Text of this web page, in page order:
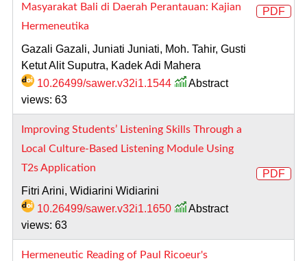
Masyarakat Bali di Daerah Perantauan: Kajian
Hermeneutika
Gazali Gazali, Juniati Juniati, Moh. Tahir, Gusti
Ketut Alit Suputra, Kadek Adi Mahera
10.26499/sawer.v32i1.1544
Abstract
views: 63
PDF
Improving Students’ Listening Skills Through a
Local Culture-Based Listening Module Using
T2s Application
Fitri Arini, Widiarini Widiarini
10.26499/sawer.v32i1.1650
Abstract
views: 63
PDF
Hermeneutic Reading of Paul Ricoeur's